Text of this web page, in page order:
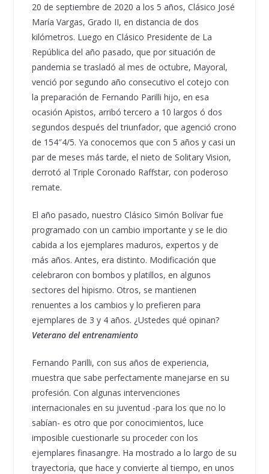
20 de septiembre de 2020 a los 5 años, Clásico José
María Vargas, Grado II, en distancia de dos
kilómetros. Luego en Clásico Presidente de La
República del año pasado, que por situación de
pandemia se trasladó al mes de octubre, Mayoral,
venció por segundo año consecutivo el cotejo con
la preparación de Fernando Parilli hijo, en esa
ocasión Apistos, arribó tercero a 10 largos ó dos
segundos después del triunfador, que agenció crono
de 154″4/5. Ya conocemos que con 5 años y casi un
par de meses más tarde, el nieto de Solitary Vision,
derrotó al Triple Coronado Raffstar, con poderoso
remate.
El año pasado, nuestro Clásico Simón Bolívar fue
programado con un cambio importante y se le dio
cabida a los ejemplares maduros, expertos y de
más años. Antes, era distinto. Modificación que
celebraron con bombos y platillos, en algunos
sectores del hipismo. Otros, se mantienen
renuentes a los cambios y lo prefieren para
ejemplares de 3 y 4 años. ¿Ustedes qué opinan?
Veterano del entrenamiento
Fernando Parilli, con sus años de experiencia,
muestra que sabe perfectamente manejarse en su
profesión. Con algunas intervenciones
internacionales en su juventud -para los que no lo
sabían- es otro que por conocimientos, luce
imposible cuestionarle su proceder con los
ejemplares finasangre. Ha mostrado a lo largo de su
trayectoria, que hace y convierte al tiempo, en unos